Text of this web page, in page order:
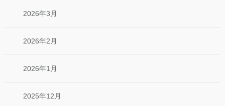
2026年3月
2026年2月
2026年1月
2025年12月